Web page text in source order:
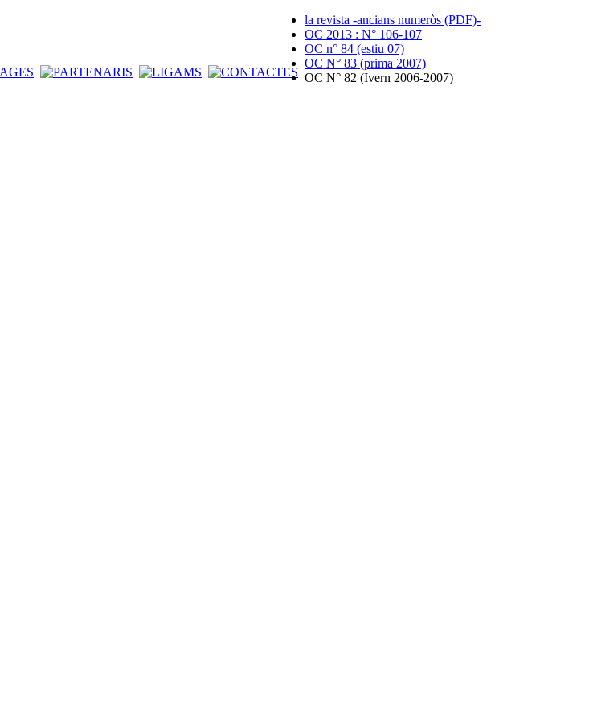
la revista -ancians numeròs (PDF)-
OC 2013 : N° 106-107
OC n° 84 (estiu 07)
OC N° 83 (prima 2007)
OC N° 82 (Ivern 2006-2007)